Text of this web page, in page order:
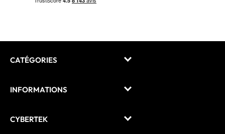
CATÉGORIES
INFORMATIONS
CYBERTEK